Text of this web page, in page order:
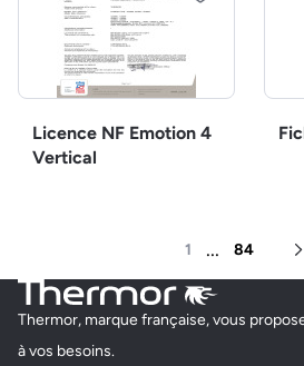
Licence NF Emotion 4
Vertical
1 ... 84
Thermor, marque française, vous
à vos besoins.